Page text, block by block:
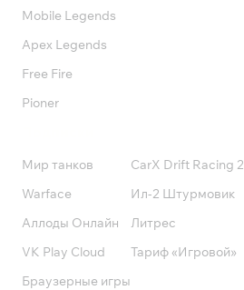
Mobile Legends
Apex Legends
Free Fire
Pioner
Мир танков
Warface
Аллоды Онлайн
VK Play Cloud
Браузерные игры
CarX Drift Racing 2
Ил-2 Штурмовик
Литрес
Тариф «Игровой»